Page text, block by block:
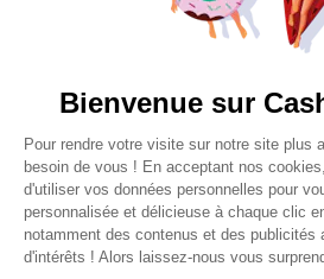
ROBOT
ROCK
Comparer
CASH PISCINES
TROUVEZ
PISCINE HORS-
Bienvenue sur
Plateforme de
Pour rendre votre visite sur notre site plus
besoin de vous ! En acceptant nos
d'utiliser vos données personnelles pour
personnalisée et délicieuse à chaque clic
notamment des contenus et des publicités
d'intérêts ! Alors laissez-nous vous
Axeptio consent